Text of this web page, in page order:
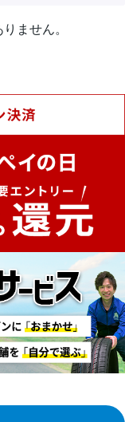
ません。